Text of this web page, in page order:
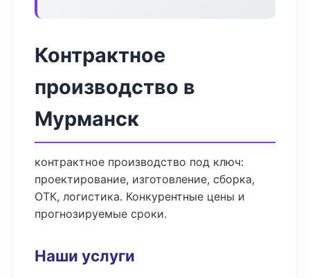
Контрактное
производство в
Мурманск
контрактное производство под ключ:
проектирование, изготовление, сборка,
ОТК, логистика. Конкурентные цены и
прогнозируемые сроки.
Наши услуги